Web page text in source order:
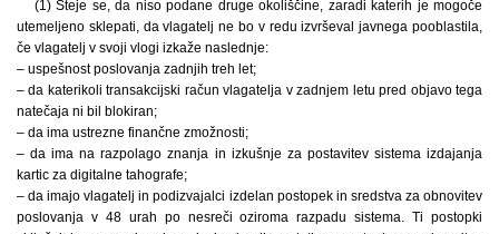
(1) Šteje se, da niso podane druge okoliščine, zaradi katerih je mogoče
utemeljeno sklepati, da vlagatelj ne bo v redu izvrševal javnega pooblastila,
če vlagatelj v svoji vlogi izkaže naslednje:
– uspešnost poslovanja zadnjih treh let;
– da katerikoli transakcijski račun vlagatelja v zadnjem letu pred objavo tega
natečaja ni bil blokiran;
– da ima ustrezne finančne zmožnosti;
– da ima na razpolago znanja in izkušnje za postavitev sistema izdajanja
kartic za digitalne tahografe;
– da imajo vlagatelj in podizvajalci izdelan postopek in sredstva za obnovitev
poslovanja v 48 urah po nesreči oziroma razpadu sistema. Ti postopki